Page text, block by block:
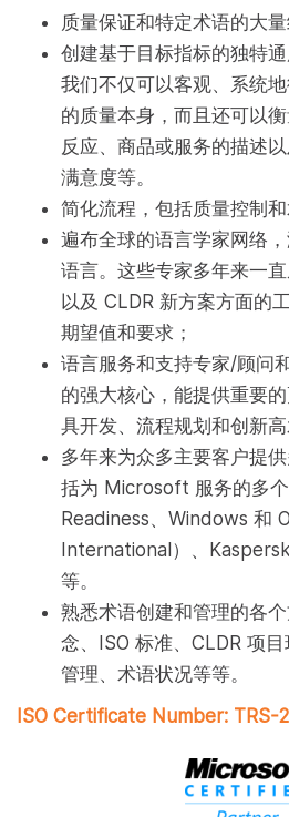
质量保证和特定术语的大量
创建基于目标指标的独特
我们不仅可以客观、系统
的质量本身，而且还可以
反应、商品或服务的描述
满意度等。
简化流程，包括质量控制和
遍布全球的语言学家网络
语言。这些专家多年来一
以及 CLDR 新方案方面的
期望值和要求；
语言服务和支持专家/顾问
的强大核心，能提供重要
具开发、流程规划和创新高
多年来为众多主要客户提
括为 Microsoft 服务的多
Readiness、Windows 和
International）、
等。
熟悉术语创建和管理的各
念、ISO 标准、CLDR 项
管理、术语状况等等。
ISO Certificate Number: TRS-